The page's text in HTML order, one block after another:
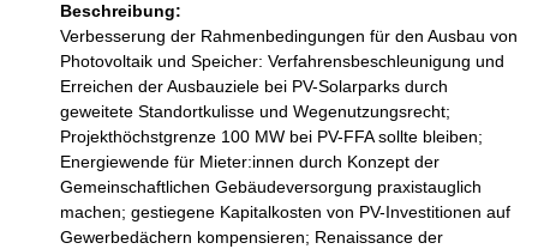
Beschreibung:
Verbesserung der Rahmenbedingungen für den Ausbau von
Photovoltaik und Speicher: Verfahrensbeschleunigung und
Erreichen der Ausbauziele bei PV-Solarparks durch
geweitete Standortkulisse und Wegenutzungsrecht;
Projekthöchstgrenze 100 MW bei PV-FFA sollte bleiben;
Energiewende für Mieter:innen durch Konzept der
Gemeinschaftlichen Gebäudeversorgung praxistauglich
machen; gestiegene Kapitalkosten von PV-Investitionen auf
Gewerbedächern kompensieren; Renaissance der